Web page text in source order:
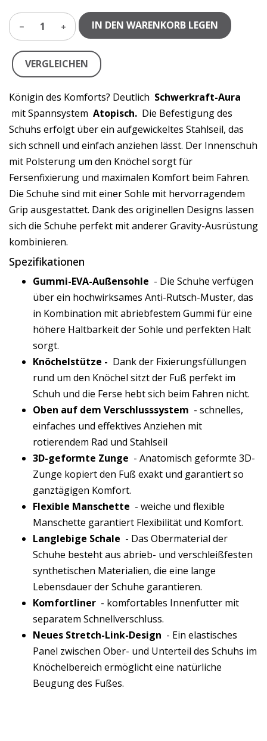
1 IN DEN WARENKORB LEGEN
VERGLEICHEN
Königin des Komforts? Deutlich Schwerkraft-Aura
mit Spannsystem Atopisch. Die Befestigung des
Schuhs erfolgt über ein aufgewickeltes Stahlseil, das
sich schnell und einfach anziehen lässt. Der Innenschuh
mit Polsterung um den Knöchel sorgt für
Fersenfixierung und maximalen Komfort beim Fahren.
Die Schuhe sind mit einer Sohle mit hervorragendem
Grip ausgestattet. Dank des originellen Designs lassen
sich die Schuhe perfekt mit anderer Gravity-Ausrüstung
kombinieren.
Spezifikationen
Gummi-EVA-Außensohle - Die Schuhe verfügen
über ein hochwirksames Anti-Rutsch-Muster, das
in Kombination mit abriebfestem Gummi für eine
höhere Haltbarkeit der Sohle und perfekten Halt
sorgt.
Knöchelstütze - Dank der Fixierungsfüllungen
rund um den Knöchel sitzt der Fuß perfekt im
Schuh und die Ferse hebt sich beim Fahren nicht.
Oben auf dem Verschlusssystem - schnelles,
einfaches und effektives Anziehen mit
rotierendem Rad und Stahlseil
3D-geformte Zunge - Anatomisch geformte 3D-
Zunge kopiert den Fuß exakt und garantiert so
ganztägigen Komfort.
Flexible Manschette - weiche und flexible
Manschette garantiert Flexibilität und Komfort.
Langlebige Schale - Das Obermaterial der
Schuhe besteht aus abrieb- und verschleißfesten
synthetischen Materialien, die eine lange
Lebensdauer der Schuhe garantieren.
Komfortliner - komfortables Innenfutter mit
separatem Schnellverschluss.
Neues Stretch-Link-Design - Ein elastisches
Panel zwischen Ober- und Unterteil des Schuhs im
Knöchelbereich ermöglicht eine natürliche
Beugung des Fußes.